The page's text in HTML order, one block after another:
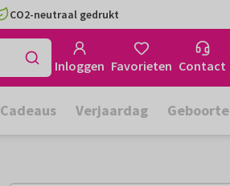
CO2-neutraal gedrukt
Inloggen Favorieten Contact
Cadeaus Verjaardag Geboorte